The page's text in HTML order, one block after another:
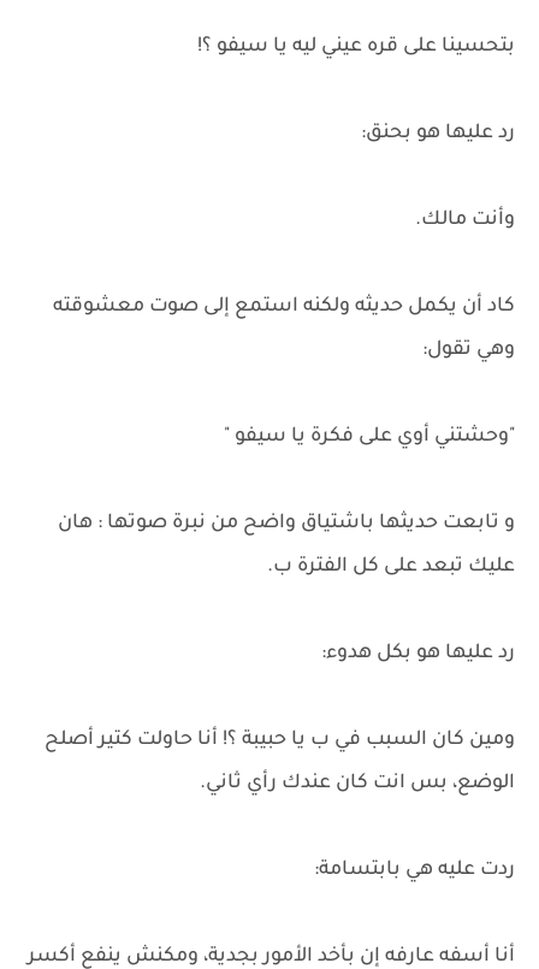
بتحسينا على قره عيني ليه يا سيفو ؟!
رد عليها هو بحنق:
وأنت مالك.
كاد أن يكمل حديثه ولكنه استمع إلى صوت معشوقته
وهي تقول:
"وحشتني أوي على فكرة يا سيفو "
و تابعت حديثها باشتياق واضح من نبرة صوتها : هان
عليك تبعد على كل الفترة ب.
رد عليها هو بكل هدوء:
ومين كان السبب في ب يا حبيبة ؟! أنا حاولت كتير أصلح
الوضع، بس انت كان عندك رأي ثاني.
ردت عليه هي بابتسامة:
أنا أسفه عارفه إن بأخد الأمور بجدية، ومكنش ينفع أكسر